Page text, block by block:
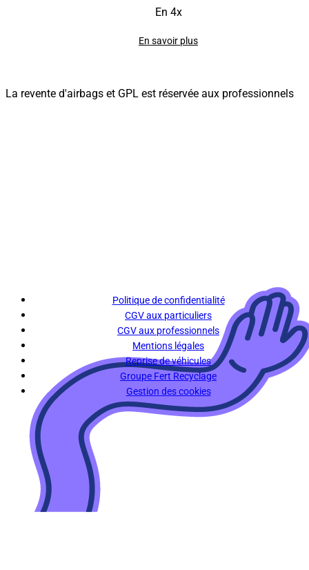
En 4x
En savoir plus
La revente d'airbags et GPL est réservée aux professionnels
Politique de confidentialité
CGV aux particuliers
CGV aux professionnels
Mentions légales
Reprise de véhicules
Groupe Fert Recyclage
Gestion des cookies